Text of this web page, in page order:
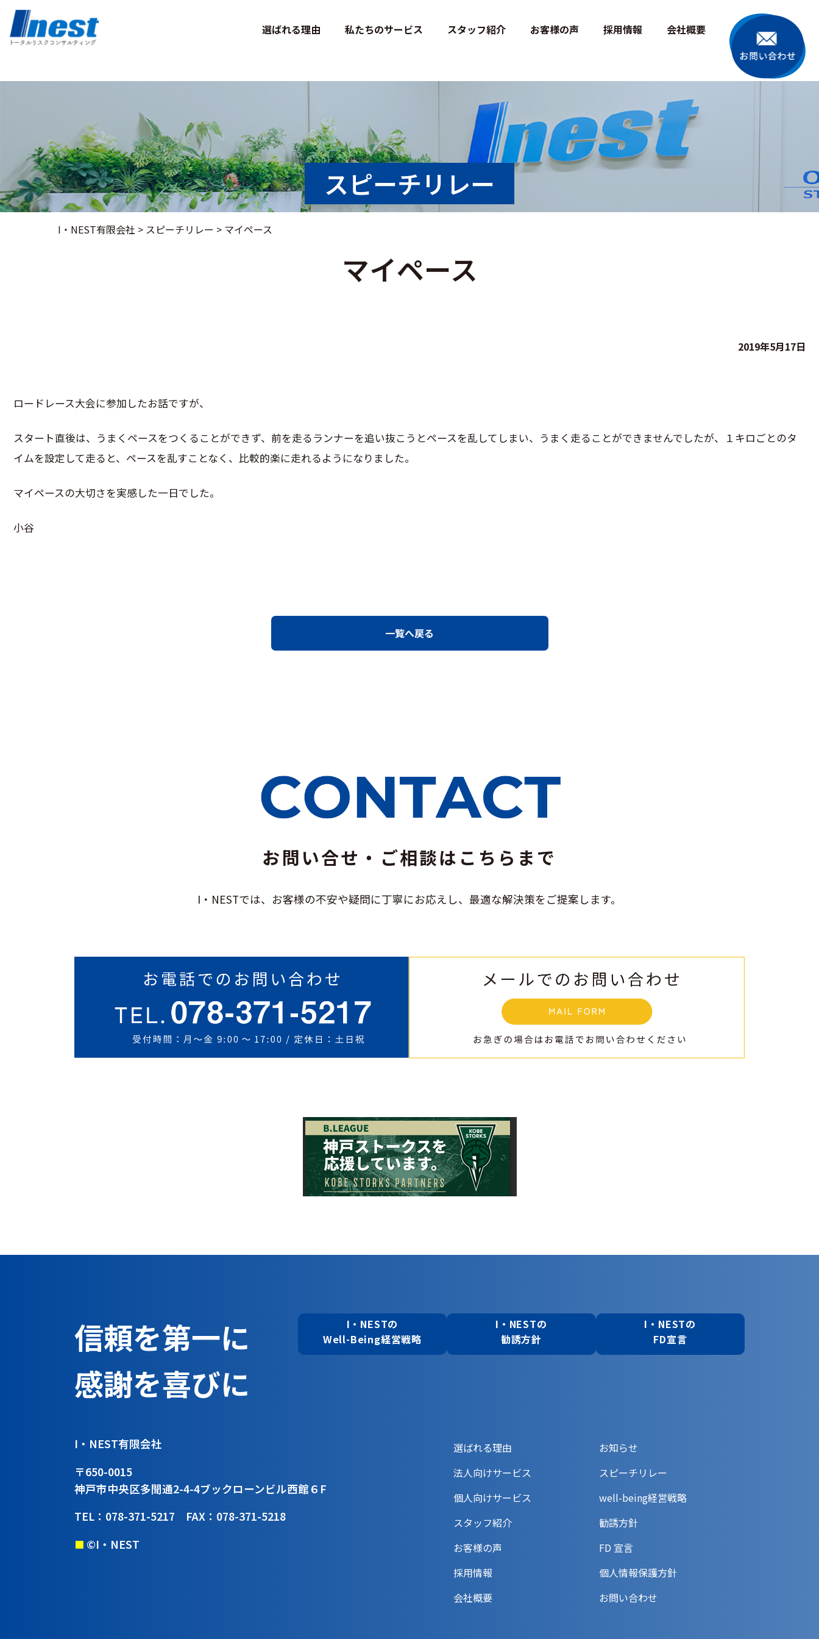
選ばれる理由 私たちのサービス スタッフ紹介 お客様の声 採用情報 会社概要
Warning : Undefined array key 0 in
スピーチリレー
I・NEST有限会社 > スピーチリレー > マイペース
マイペース
2019年5月17日
ロードレース大会に参加したお話ですが、
スタート直後は、うまくペースをつくることができず、前を走るランナーを追い抜こうとペースを乱してしまい、うまく走ることができませんでしたが、１キロごとのタ
イムを設定して走ると、ペースを乱すことなく、比較的楽に走れるようになりました。
マイペースの大切さを実感した一日でした。
小谷
一覧へ戻る
お問い合せ・ご相談は こちらまで
I・NESTでは、お客様の不安や疑問に丁寧にお応えし、 最適な解決策をご提案します。
信頼を第一に
感謝を喜びに
I・NESTの
Well-Being経営戦略
I・NESTの
勧誘方針
I・NESTの
FD宣言
I・NEST有限会社
〒650-0015
神戸市中央区多聞通2-4-4ブックローンビル西館６F
TEL：078-371-5217 FAX：078-371-5218
■ ©I・NEST
選ばれる理由
法人向けサービス
個人向けサービス
スタッフ紹介
お客様の声
採用情報
会社概要
お知らせ
スピーチリレー
well-being経営戦略
勧誘方針
FD 宣言
個人情報保護方針
お問い合わせ